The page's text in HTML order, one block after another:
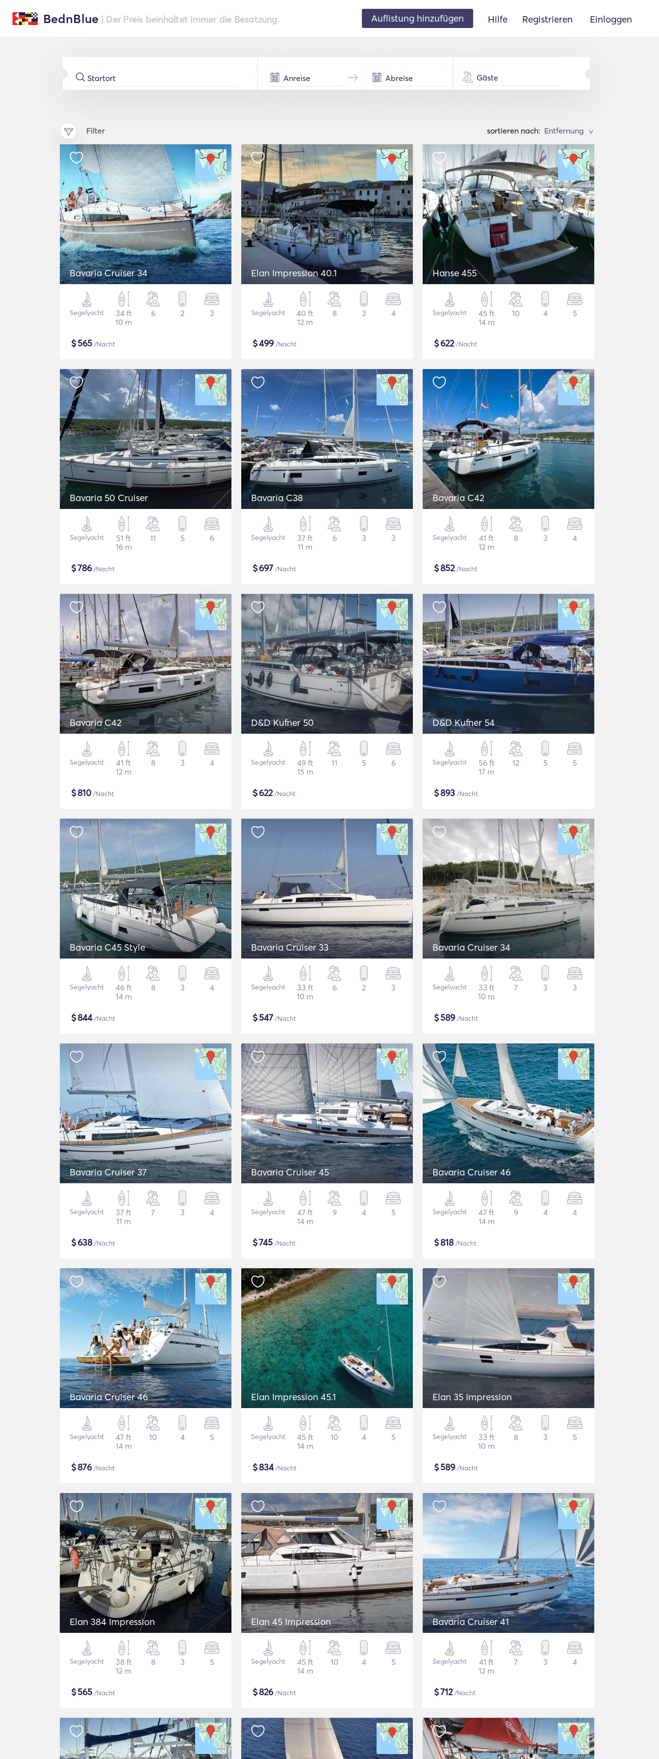
BednBlue | Der Preis beinhaltet immer die Besatzung. Auflistung hinzufügen Hilfe Registrieren Einloggen
Gäste
Filter sortieren nach: >
Bavaria Cruiser 34
Segelyacht
34 ft
10 m
6 2 3
$565 /Nacht
Elan Impression 40.1
Segelyacht
40 ft
12 m
8 3 4
$499/Nacht
Hanse 455
Segelyacht
45 ft
14 m
10 4 5
$622/Nacht
Bavaria 50 Cruiser
Segelyacht
51 ft
16 m
11 5 6
$786/Nacht
Bavaria C38
Segelyacht
37 ft
11 m
6 3 3
$697 /Nacht
Bavaria C42
Segelyacht
41 ft
12 m
8 3 4
$852/Nacht
Bavaria C42
Segelyacht
41 ft
12 m
8 3 4
$810 /Nacht
D&D Kufner 50
Segelyacht
49 ft
15 m
11 5 6
$622/Nacht
D&D Kufner 54
Segelyacht
56 ft
17 m
12 5 5
$893 /Nacht
Bavaria C45 Style
Segelyacht
46 ft
14 m
8 3 4
$844/Nacht
Bavaria Cruiser 33
Segelyacht
33 ft
10 m
6 2 3
$547 /Nacht
Bavaria Cruiser 34
Segelyacht
33 ft
10 m
7 3 3
$589/Nacht
Bavaria Cruiser 37
Segelyacht
37 ft
11 m
7 3 4
$638/Nacht
Bavaria Cruiser 45
Segelyacht
47 ft
14 m
9 4 5
$745 /Nacht
Bavaria Cruiser 46
Segelyacht
47 ft
14 m
9 4 4
$818/Nacht
Bavaria Cruiser 46
Segelyacht
47 ft
14 m
10 4 5
$876/Nacht
Elan Impression 45.1
Segelyacht
45 ft
14 m
10 4 5
$834/Nacht
Elan 35 Impression
Segelyacht
33 ft
10 m
8 3 5
$589/Nacht
Elan 384 Impression
Segelyacht
38 ft
12 m
8 3 5
$565 /Nacht
Elan 45 Impression
Segelyacht
45 ft
14 m
10 4 5
$826/Nacht
Bavaria Cruiser 41
Segelyacht
41 ft
12 m
7 3 4
$712/Nacht